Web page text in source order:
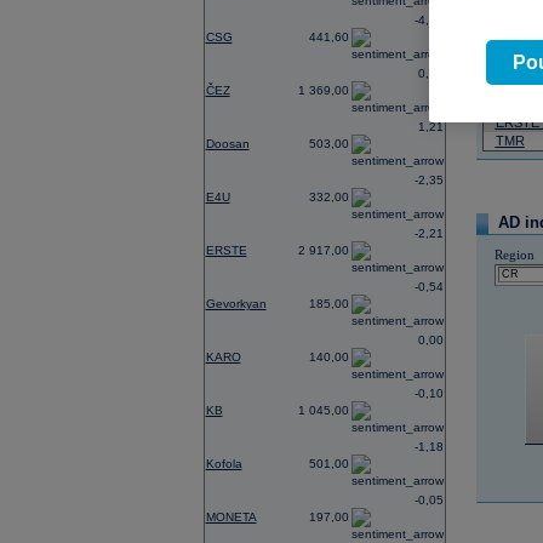
CSG 441,60
-4,62
ČEZ 1 369,00
0,74
Doosan 503,00
1,21
E4U 332,00
-2,35
ERSTE 2 917,00
-2,21
Gevorkyan 185,00
-0,54
KARO 140,00
0,00
KB 1 045,00
-0,10
Kofola 501,00
-1,18
MONETA 197,00
-0,05
Název
ČEZ
ERSTE
TMR
AD
Region